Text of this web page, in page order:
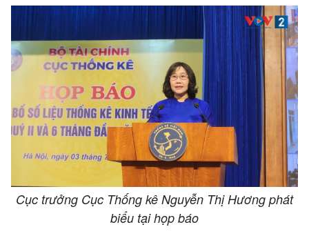
Cục trưởng Cục Thống kê Nguyễn Thị Hương phát
biểu tại họp báo